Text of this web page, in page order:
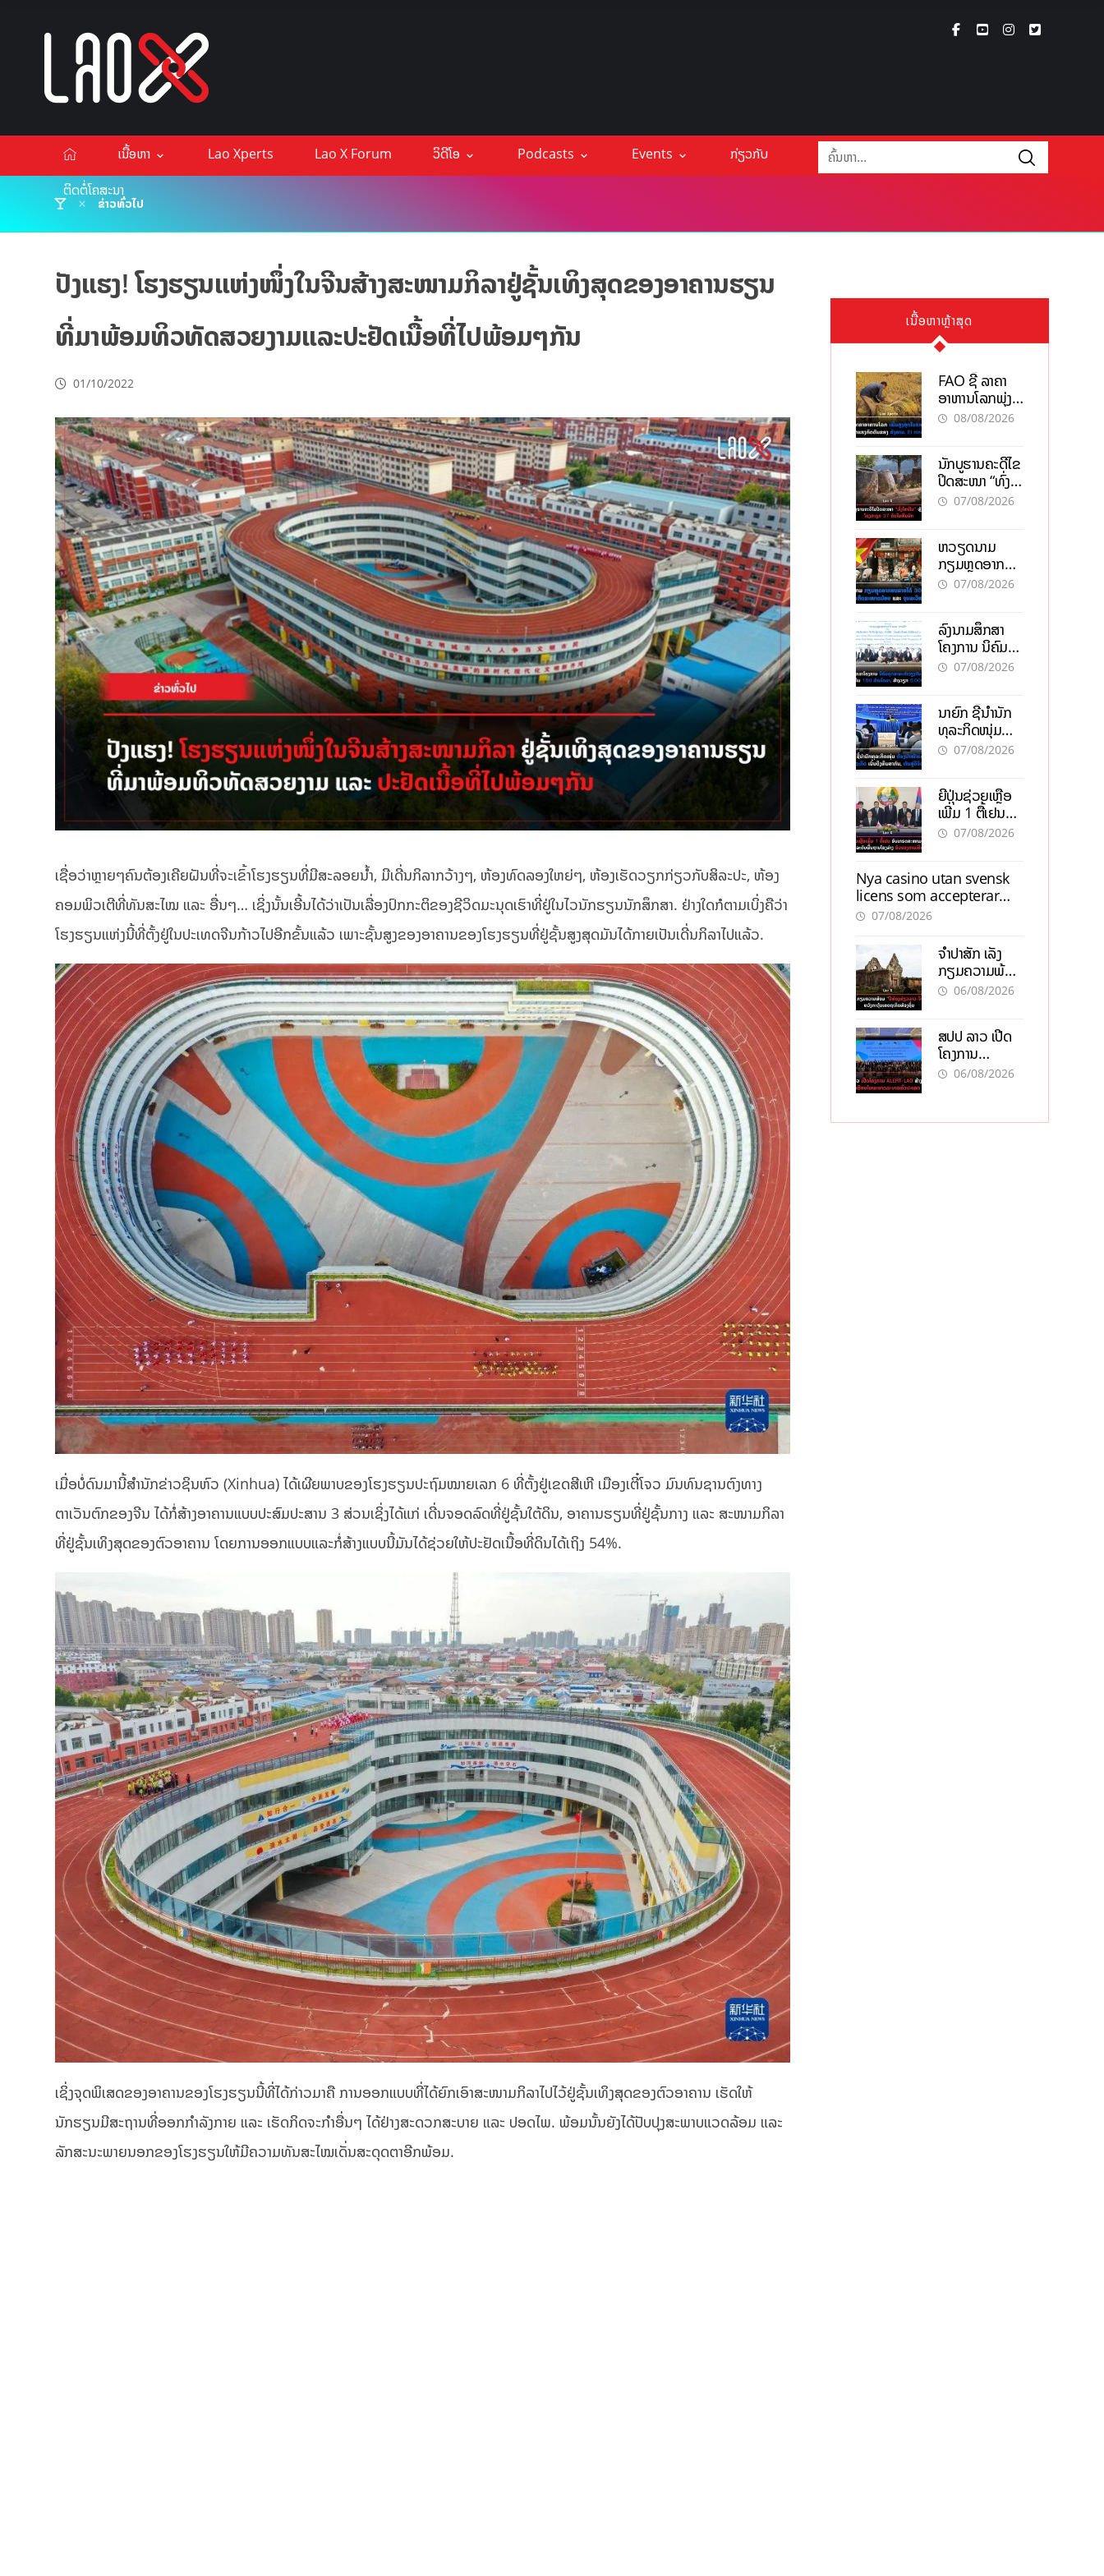
ເນື້ອຫາ Lao Xperts Lao X Forum ວິດີໂອ Podcasts Events
ກ່ຽວກັບ
ຕິດຕໍ່ໂຄສະນາ
ຂ່າວທົ່ວໄປ
ປັງແຮງ! ໂຮງຮຽນແຫ່ງໜຶ່ງໃນຈີນສ້າງສະໜາມກິລາຢູ່ຊັ້ນເທິງສຸດຂອງອາຄານຮຽນ
ທີ່ມາພ້ອມທິວທັດສວຍງາມແລະປະຢັດເນື້ອທີ່ໄປພ້ອມໆກັນ
01/10/2022
ເຊື່ອວ່າຫຼາຍໆຄົນຕ້ອງເຄີຍຝັນທີ່ຈະເຂົ້າໂຮງຮຽນທີ່ມີສະລອຍນ້ຳ, ມີເດີ່ນກິລາກວ້າງໆ, ຫ້ອງທົດລອງໃຫຍ່ໆ, ຫ້ອງເຮັດວຽກກ່ຽວກັບສິລະປະ, ຫ້ອງ
ຄອມພິວເຕີທີ່ທັນສະໄໝ ແລະ ອື່ນໆ… ເຊິ່ງນັ້ນເອີ້ນໄດ້ວ່າເປັນເລື່ອງປົກກະຕິຂອງຊີວິດມະນຸດເຮົາທີ່ຢູ່ໃນໄວນັກຮຽນນັກສຶກສາ. ຢ່າງໃດກໍຕາມເບິ່ງຄືວ່າ
ໂຮງຮຽນແຫ່ງນີ້ທີ່ຕັ້ງຢູ່ໃນປະເທດຈີນກ້າວໄປອີກຂັ້ນແລ້ວ ເພາະຊັ້ນສູງຂອງອາຄານຂອງໂຮງຮຽນທີ່ຢູ່ຊັ້ນສູງສຸດມັນໄດ້ກາຍເປັນເດີ່ນກິລາໄປແລ້ວ.
ເມື່ອບໍ່ດົນມານີ້ສຳນັກຂ່າວຊິນຫົວ (Xinhua) ໄດ້ເຜີຍພາບຂອງໂຮງຮຽນປະຖົມໝາຍເລກ 6 ທີ່ຕັ້ງຢູ່ເຂດສີເຫີ ເມືອງເຕີ໋ໂຈວ ມົນທົນຊານຕົງທາງ
ຕາເວັນຕົກຂອງຈີນ ໄດ້ກໍ່ສ້າງອາຄານແບບປະສົມປະສານ 3 ສ່ວນເຊິ່ງໄດ້ແກ່ ເດີ່ນຈອດລົດທີ່ຢູ່ຊັ້ນໃຕ້ດິນ, ອາຄານຮຽນທີ່ຢູ່ຊັ້ນກາງ ແລະ ສະໜາມກິລາ
ທີ່ຢູ່ຊັ້ນເທິງສຸດຂອງຕົວອາຄານ ໂດຍການອອກແບບແລະກໍ່ສ້າງແບບນີ້ມັນໄດ້ຊ່ວຍໃຫ້ປະຢັດເນື້ອທີ່ດິນໄດ້ເຖິງ 54%.
ເຊິ່ງຈຸດພິເສດຂອງອາຄານຂອງໂຮງຮຽນນີ້ທີ່ໄດ້ກ່າວມາຄື ການອອກແບບທີ່ໄດ້ຍົກເອົາສະໜາມກິລາໄປໄວ້ຢູ່ຊັ້ນເທິງສຸດຂອງຕົວອາຄານ ເຮັດໃຫ້
ນັກຮຽນມີສະຖານທີ່ອອກກໍາລັງກາຍ ແລະ ເຮັດກິດຈະກໍາອື່ນໆ ໄດ້ຢ່າງສະດວກສະບາຍ ແລະ ປອດໄພ. ພ້ອມນັ້ນຍັງໄດ້ປັບປຸງສະພາບແວດລ້ອມ ແລະ
ລັກສະນະພາຍນອກຂອງໂຮງຮຽນໃຫ້ມີຄວາມທັນສະໄໝເດັ່ນສະດຸດຕາອີກພ້ອມ.
ເນື້ອຫາຫຼ້າສຸດ
FAO ຊີ້ ລາຄາ
ອາຫານໂລກພຸ່ງ
ສູງສຸດໃນຮອບ 3
ສົງຄາມ, El
nino
08/08/2026
ນັກບູຮານຄະດີໄຂ
ປິດສະໜາ “ທົ່ງ
ໄຫຫີນ” ຫຼັງພົບ
07/08/2026
ຫວຽດນາມ
ກຽມຫຼຸດອາກອນ
ລາຍໄດ້ 30%
ແລະ ຈຸນລະ
ວິສາຫະກິດ
07/08/2026
ລົງນາມສຶກສາ
ໂຄງການ ນິຄົມ
ອຸດສາຫະກຳ
150 ລ້ານໂດລາ,
ສ້າງວຽກ 5.000
ຕຳແໜ່ງ
07/08/2026
ນາຍົກ ຊີ້ນຳນັກ
ທຸລະກິດໜຸ່ມ
ຕ້ອງນຳໜ້າແກ້
ສາກົນ, ຫັນສູ່ດິຈິ
ຕອນ
07/08/2026
ຍີ່ປຸ່ນຊ່ວຍເຫຼືອ
ເພີ່ມ 1 ຕື້ເຢນ
ອັບເກຣດ
ເຕີບໂຕ
07/08/2026
Nya casino utan svensk
licens som accepterar
Swish: En jämförelse
07/08/2026
ຈຳປາສັກ ເລັ່ງ
ກຽມຄວາມພ້ອມ
“ປີທ່ອງທ່ຽວ
ເສດຖະກິດ
ທ້ອງຖິ່ນ
06/08/2026
ສປປ ລາວ ເປີດ
ໂຄງການ
ALERT-LAO
ລະບາດທົ່ວ
06/08/2026